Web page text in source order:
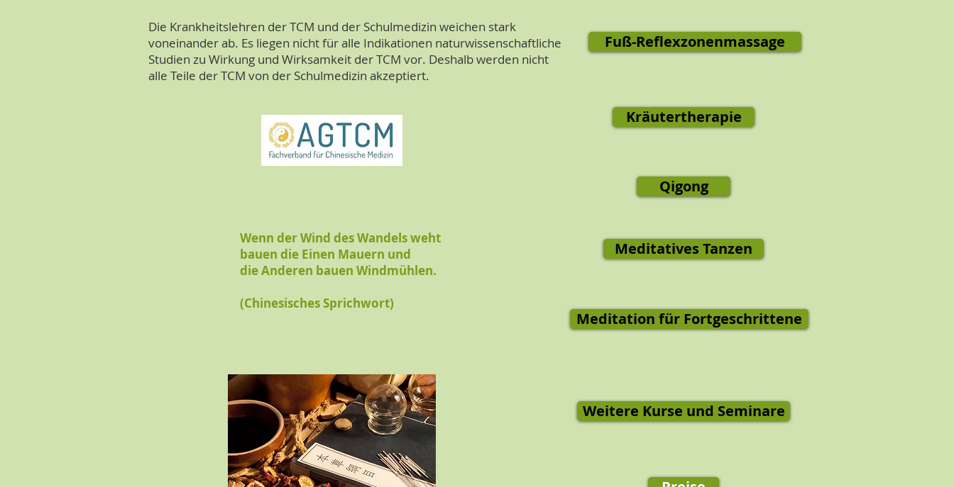
Die Krankheitslehren der TCM und der Schulmedizin weichen stark
voneinander ab. Es liegen nicht für alle Indikationen naturwissenschaftliche
Studien zu Wirkung und Wirksamkeit der TCM vor. Deshalb werden nicht
alle Teile der TCM von der Schulmedizin akzeptiert.
Fuß-Reflexzonenmassage
Kräutertherapie
Qigong
Wenn der Wind des Wandels weht
bauen die Einen Mauern und
die Anderen bauen Windmühlen.
(Chinesisches Sprichwort)
Meditatives Tanzen
Meditation für Fortgeschrittene
Weitere Kurse und Seminare